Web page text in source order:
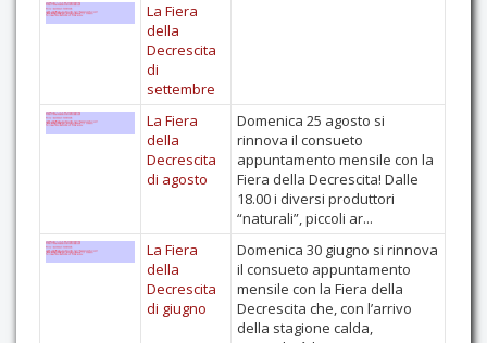
La Fiera
della
Decrescita
di
settembre
La Fiera
della
Decrescita
di agosto
Domenica 25 agosto si
rinnova il consueto
appuntamento mensile con la
Fiera della Decrescita! Dalle
18.00 i diversi produttori
“naturali”, piccoli ar...
La Fiera
della
Decrescita
di giugno
Domenica 30 giugno si rinnova
il consueto appuntamento
mensile con la Fiera della
Decrescita che, con l’arrivo
della stagione calda,